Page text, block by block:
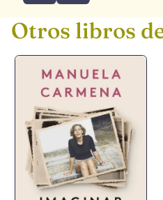
Otros libros